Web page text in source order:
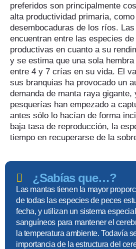
preferidos son principalmente
alta productividad primaria,
desembocaduras de los ríos.
encuentran entre las especies
productivas en cuanto a su
y se estima que una sola
entre 4 y 7 crías en su vida. El
sus branquias ha provocado un
demanda de manta raya gigante,
pesquerías han empezado a
antes sólo lo hacían de forma
baja tasa de reproducción, la
tiempo en recuperarse de la
¿Sabías que…?
Las mantas tienen la mayor
de todas las especies de peces
fecha, y utilizan un sistema
sanguíneos para mantener el
la temperatura ambiente. Todavía
importancia de la estructura del